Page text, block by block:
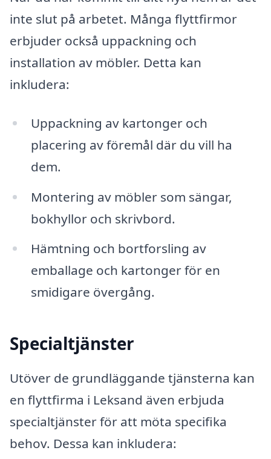
inte slut på arbetet. Många flyttfirmor
erbjuder också uppackning och
installation av möbler. Detta kan
inkludera:
Uppackning av kartonger och
placering av föremål där du vill ha
dem.
Montering av möbler som sängar,
bokhyllor och skrivbord.
Hämtning och bortforsling av
emballage och kartonger för en
smidigare övergång.
Specialtjänster
Utöver de grundläggande tjänsterna kan
en flyttfirma i Leksand även erbjuda
specialtjänster för att möta specifika
behov. Dessa kan inkludera: